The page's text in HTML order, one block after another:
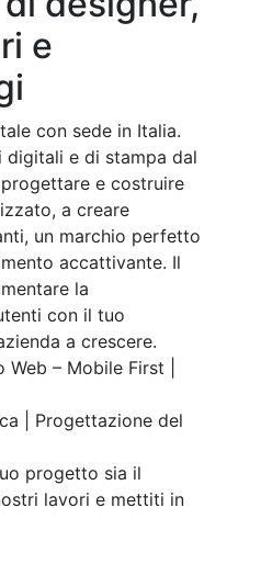
e
con sede in Italia.
e di stampa dal
e costruire
a creare
un marchio perfetto
accattivante. Il
la
con il tuo
a crescere.
– Mobile First |
| Progettazione del
progetto sia il
lavori e mettiti in